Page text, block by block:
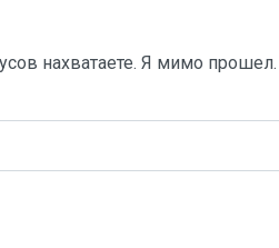
нахватаете. Я мимо прошел.